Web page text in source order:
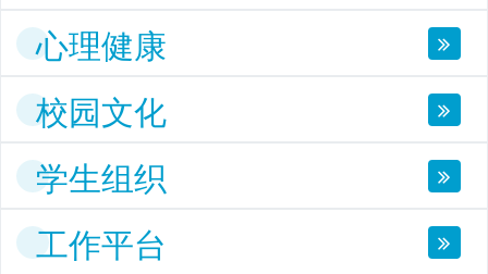
心理健康
校园文化
学生组织
工作平台